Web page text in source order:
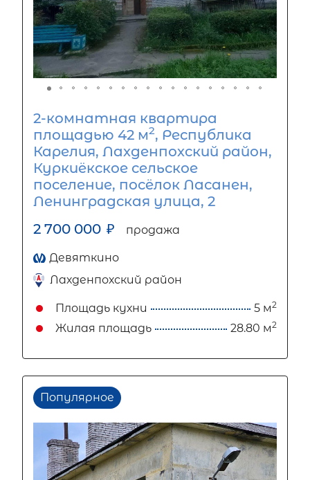
2-комнатная квартира
площадью 42 м2, Республика
Карелия, Лахденпохский район,
Куркиёкское сельское
поселение, посёлок Ласанен,
Ленинградская улица, 2
2 700 000 ₽ продажа
Девяткино
Лахденпохский район
Площадь кухни 5 м2
Жилая площадь 28.80 м2
Популярное